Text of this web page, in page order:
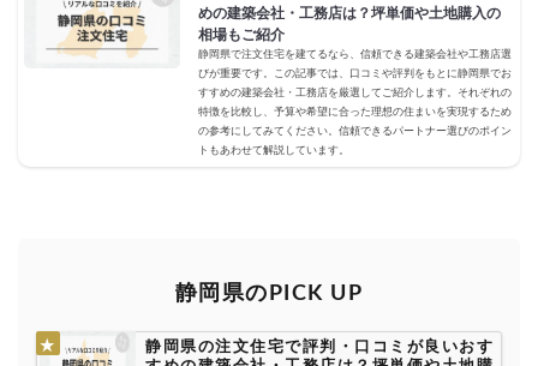
めの建築会社・工務店は？坪単価や土地購入の
相場もご紹介
静岡県で注文住宅を建てるなら、信頼できる建築会社や工務店選
びが重要です。この記事では、口コミや評判をもとに静岡県でお
すすめの建築会社・工務店を厳選してご紹介します。それぞれの
特徴を比較し、予算や希望に合った理想の住まいを実現するため
の参考にしてみてください。信頼できるパートナー選びのポイン
トもあわせて解説しています。
静岡県のPICK UP
静岡県の注文住宅で評判・口コミが良いおす